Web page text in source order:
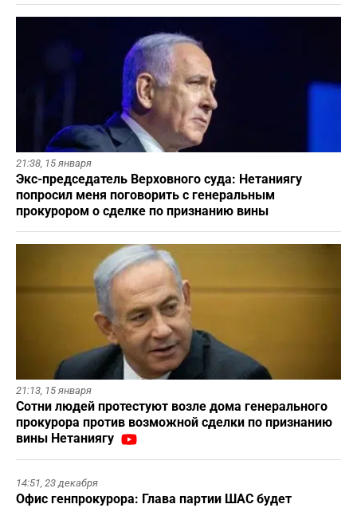
21:38, 15 января
Экс-председатель Верховного суда: Нетаниягу
попросил меня поговорить с генеральным
прокурором о сделке по признанию вины
21:13, 15 января
Сотни людей протестуют возле дома генерального
прокурора против возможной сделки по признанию
вины Нетаниягу
14:51, 23 декабря
Офис генпрокурора: Глава партии ШАС будет